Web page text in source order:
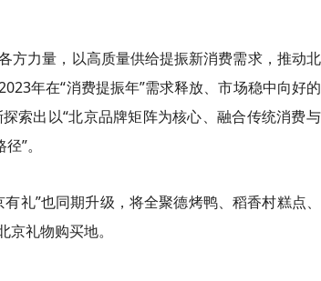
方力量，以高质量供给提振新消费需求，推动
年在“消费提振年”需求释放、市场稳中向好
索出以“北京品牌矩阵为核心、融合传统消费
”。
礼”也同期升级，将全聚德烤鸭、稻香村糕点
礼物购买地。